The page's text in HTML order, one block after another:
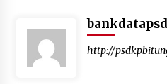
http://